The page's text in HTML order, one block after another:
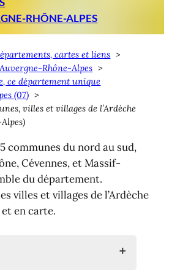
RHÔNE-ALPES
cartes et liens
Rhône-Alpes
ce département unique
(07)
villes et villages de l’Ardèche
communes du nord au sud,
Cévennes, et Massif-
du département.
villes et villages de l’Ardèche
en carte.